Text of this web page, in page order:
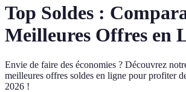
Top Soldes :
Meilleures Offres en
Envie de faire des économies ? Découvrez
meilleures offres soldes en ligne pour profiter
2026 !